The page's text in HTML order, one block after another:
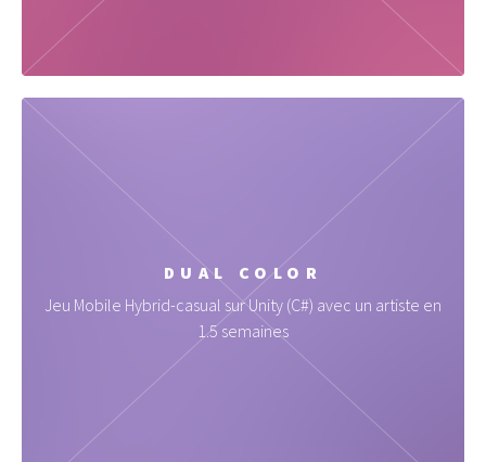
DUAL COLOR
Jeu Mobile Hybrid-casual sur Unity (C#) avec un artiste en
1.5 semaines